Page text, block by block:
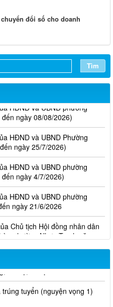
đổi số cho doanh
Tìm
HĐND và UBND phường
ngày 08/08/2026)
HĐND và UBND Phường
ngày 25/7/2026)
HĐND và UBND phường
ngày 4/7/2026)
HĐND và UBND phường
ngày 21/6/2026
Chủ tịch Hội đồng nhân dân
phường Nhơn Trạch năm
hỗ trợ, tái định cư
tuyển (nguyện vọng 1)